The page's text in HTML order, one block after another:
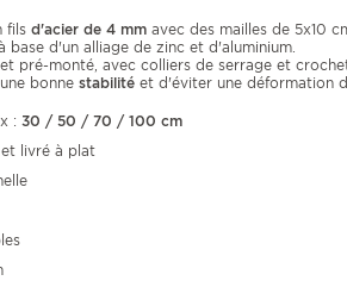
fils d'acier de 4 mm avec des mailles de 5x10
base d'un alliage de zinc et d'aluminium.
pré-monté, avec colliers de serrage et
bonne stabilité et d'éviter une déformation
: 30 / 50 / 70 / 100 cm
livré à plat